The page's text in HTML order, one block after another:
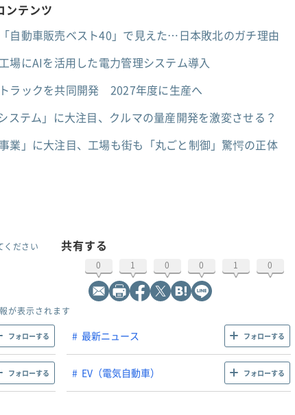
ンテンツ
自動車販売ベスト40」で見えた…日本敗北のガチ理由
場にAIを活用した電力管理システム導入
ラックを共同開発 2027年度に生産へ
ステム」に大注目、クルマの量産開発を激変させる？
業」に大注目、工場も街も「丸ごと制御」驚愕の正体
ください
共有する
0 1 0 0 1 0
が表示されます
フォローする 最新ニュース フォローする
フォローする EV（電気自動車） フォローする